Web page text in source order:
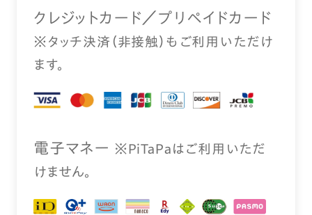
クレジットカード／プリペイドカード
※タッチ決済（⾮接触）もご利⽤いただけ
ます。
電⼦マネー ※PiTaPaはご利⽤いただ
けません。